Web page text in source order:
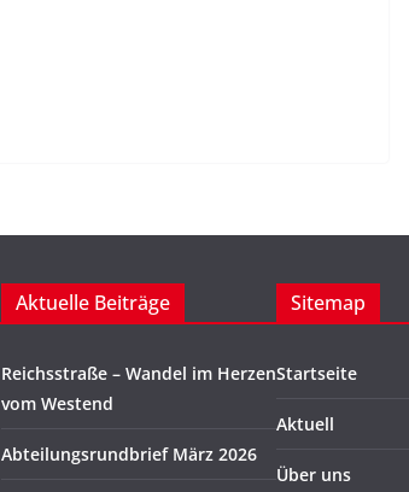
Aktuelle Beiträge
Reichsstraße – Wandel im Herzen
vom Westend
Abteilungsrundbrief März 2026
Sitemap
Startseite
Aktuell
Über uns